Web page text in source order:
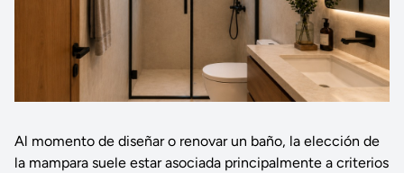
Al momento de diseñar o renovar un baño, la elección de
la mampara suele estar asociada principalmente a criterios